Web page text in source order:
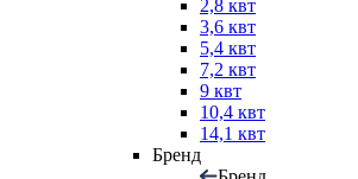
2,8 квт
3,6 квт
5,4 квт
7,2 квт
9 квт
10,4 квт
14,1 квт
Бренд